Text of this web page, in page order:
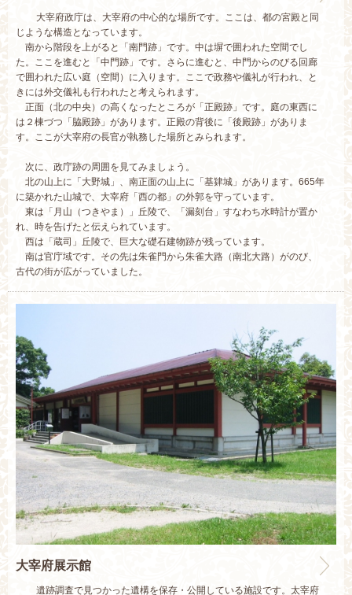
大宰府政庁は、大宰府の中心的な場所です。ここは、都の宮殿と同
じような構造となっています。
南から階段を上がると「南門跡」です。中は塀で囲われた空間でし
た。ここを進むと「中門跡」です。さらに進むと、中門からのびる回廊
で囲われた広い庭（空間）に入ります。ここで政務や儀礼が行われ、と
きには外交儀礼も行われたと考えられます。
正面（北の中央）の高くなったところが「正殿跡」です。庭の東西に
は２棟づつ「脇殿跡」があります。正殿の背後に「後殿跡」がありま
す。ここが大宰府の長官が執務した場所とみられます。
次に、政庁跡の周囲を見てみましょう。
北の山上に「大野城」、南正面の山上に「基肄城」があります。665年
に築かれた山城で、大宰府「西の都」の外郭を守っています。
東は「月山（つきやま）」丘陵で、「漏刻台」すなわち水時計が置か
れ、時を告げたと伝えられています。
西は「蔵司」丘陵で、巨大な礎石建物跡が残っています。
南は官庁域です。その先は朱雀門から朱雀大路（南北大路）がのび、
古代の街が広がっていました。
大宰府展示館
遺跡調査で見つかった遺構を保存・公開している施設です。太宰府